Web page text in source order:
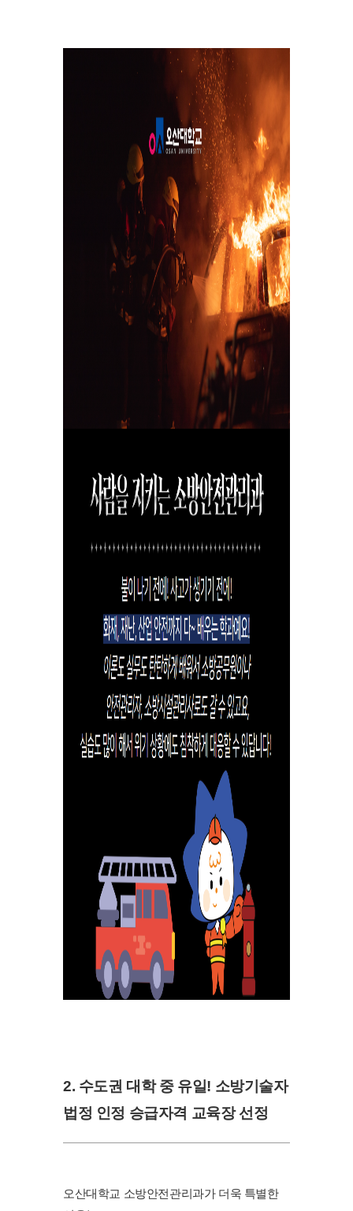
2. 수도권 대학 중 유일! 소방기술자
법정 인정 승급자격 교육장 선정
오산대학교 소방안전관리과가 더욱 특별한